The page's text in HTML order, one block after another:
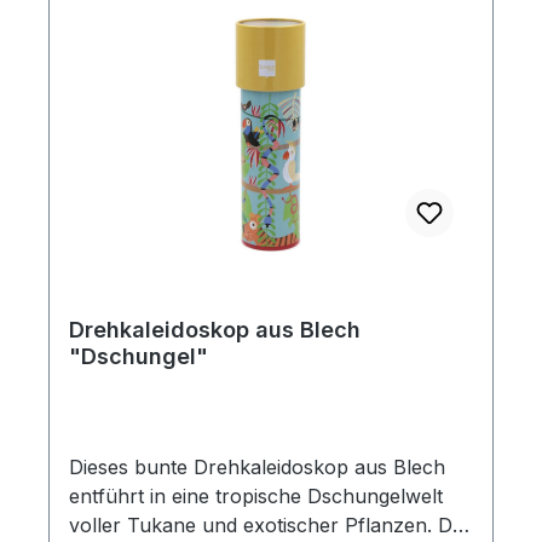
Drehkaleidoskop aus Blech
"Dschungel"
Dieses bunte Drehkaleidoskop aus Blech
entführt in eine tropische Dschungelwelt
voller Tukane und exotischer Pflanzen. Das